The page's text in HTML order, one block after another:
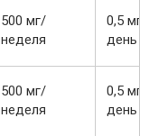
500 мг/
неделя
0,5 мг
день
500 мг/
неделя
0,5 мг
день